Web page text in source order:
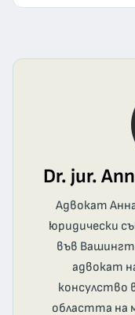
Dr. jur.
Адвокат
юридически
във
адвокат
консулство
областта на